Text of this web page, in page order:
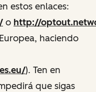
estos enlaces:
o http://
haciendo
). Ten en
que sigas